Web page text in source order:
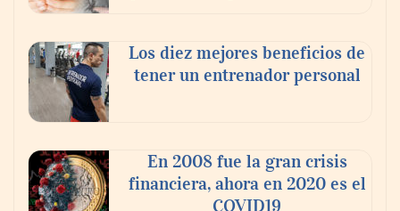
Los diez mejores beneficios de
tener un entrenador personal
En 2008 fue la gran crisis
financiera, ahora en 2020 es el
COVID19